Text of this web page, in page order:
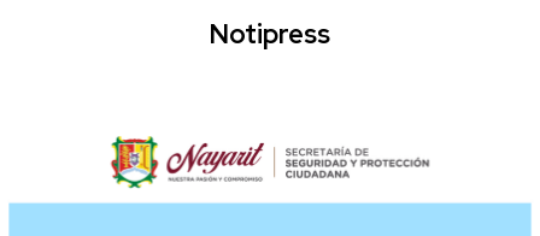
Notipress